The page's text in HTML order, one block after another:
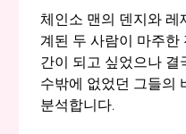
체인소 맨의 덴지와 레
계된 두 사람이 마주한
간이 되고 싶었으나 결
수밖에 없었던 그들의
분석합니다.